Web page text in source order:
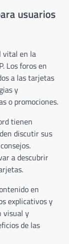
usuarios
vital en la
Los foros en
a las tarjetas
y
o promociones.
tienen
discutir sus
a descubrir
en
explicativos y
visual y
de las